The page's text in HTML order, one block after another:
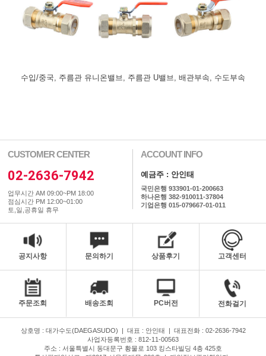
수입/중국, 주름관 유니온밸브, 주름관 U밸브, 배관부속, 수도부속
CUSTOMER CENTER
02-2636-7942
업무시간 AM 09:00~PM 18:00
점심시간 PM 12:00~01:00
토,일,공휴일 휴무
ACCOUNT INFO
예금주 : 안인태
국민은행 933901-01-200663
하나은행 382-910011-37804
기업은행 015-079667-01-011
공지사항 문의하기 상품후기 고객센터
주문조회 배송조회 PC버전 전화걸기
상호명 : 대가수도(DAEGASUDO) | 대표 : 안인태 | 대표전화 : 02-2636-7942
사업자등록번호 : 812-11-00563
주소 : 서울특별시 동대문구 황물로 103 킹스타빌딩 4층 425호